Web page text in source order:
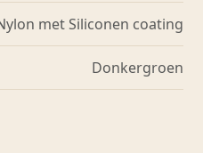
met Siliconen coating
Donkergroen